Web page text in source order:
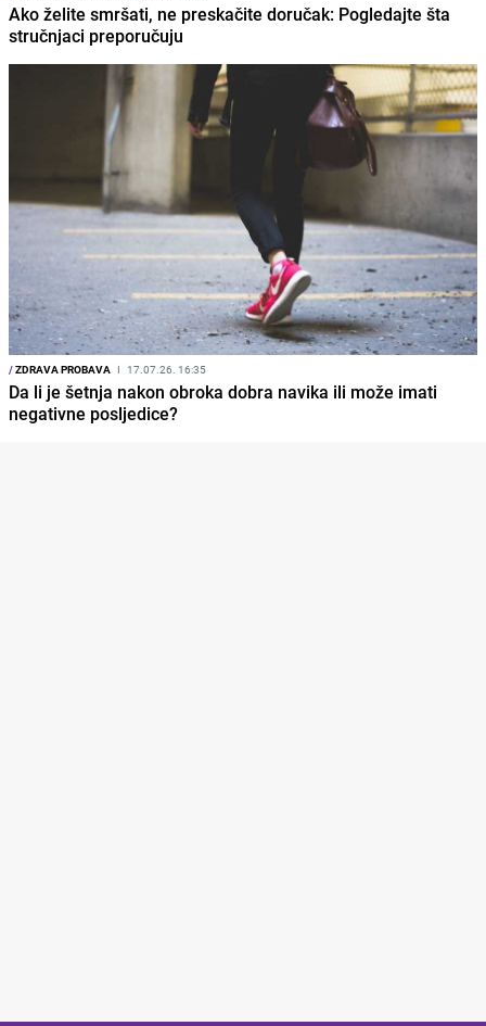
Ako želite smršati, ne preskačite doručak: Pogledajte šta
stručnjaci preporučuju
/ZDRAVA PROBAVA I 17.07.26. 16:35
Da li je šetnja nakon obroka dobra navika ili može imati
negativne posljedice?